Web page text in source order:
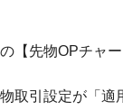
【先物OPチャ
取引設定が「適